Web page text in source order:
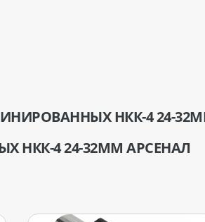
НКК-4 24-
НКК-4 24-32ММ АРСЕНАЛ